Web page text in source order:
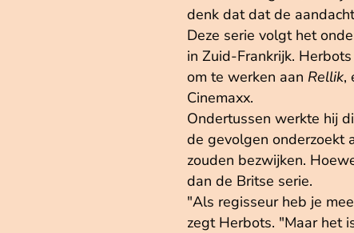
denk dat dat de
Deze serie volgt het
in Zuid-Frankrijk.
om te werken aan Rellik,
Cinemaxx.
Ondertussen werkte hij
de gevolgen onderzoekt
zouden bezwijken.
dan de Britse serie.
"Als regisseur heb je
zegt Herbots. "Maar het